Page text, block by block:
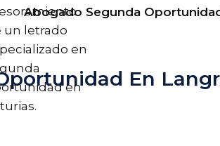
un letrado
en
en
Abogado Segunda
En